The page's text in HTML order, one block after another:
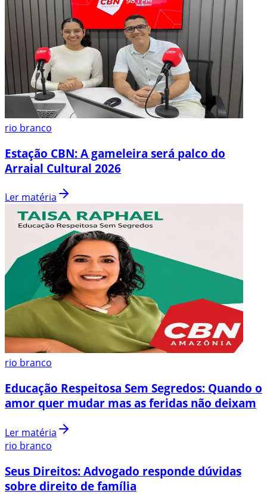
rio branco
Estação CBN: A gameleira será palco do
Arraial Cultural 2026
Ler matéria
rio branco
Educação Respeitosa Sem Segredos: Quando o
amor quer mudar mas as feridas não deixam
Ler matéria
rio branco
Seus Direitos: Advogado responde dúvidas
sobre direito de família